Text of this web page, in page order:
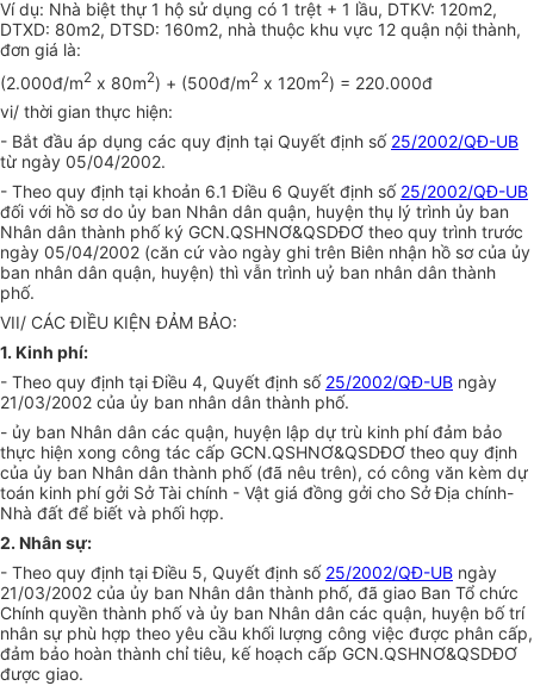
Ví dụ: Nhà biệt thự 1 hộ sử dụng có 1 trệt + 1 lầu, DTKV: 120m2,
DTXD: 80m2, DTSD: 160m2, nhà thuộc khu vực 12 quận nội thành,
đơn giá là:
(2.000đ/m2 x 80m2) + (500đ/m2 x 120m2) = 220.000đ
vi/ thời gian thực hiện:
- Bắt đầu áp dụng các quy định tại Quyết định số 25/2002/QĐ-UB
từ ngày 05/04/2002.
- Theo quy định tại khoản 6.1 Điều 6 Quyết định số 25/2002/QĐ-UB
đối với hồ sơ do ủy ban Nhân dân quận, huyện thụ lý trình ủy ban
Nhân dân thành phố ký GCN.QSHNƠ&QSDĐƠ theo quy trình trước
ngày 05/04/2002 (căn cứ vào ngày ghi trên Biên nhận hồ sơ của ủy
ban nhân dân quận, huyện) thì vẫn trình uỷ ban nhân dân thành
phố.
VII/ CÁC ĐIỀU KIỆN ĐẢM BẢO:
1. Kinh phí:
- Theo quy định tại Điều 4, Quyết định số 25/2002/QĐ-UB ngày
21/03/2002 của ủy ban nhân dân thành phố.
- ủy ban Nhân dân các quận, huyện lập dự trù kinh phí đảm bảo
thực hiện xong công tác cấp GCN.QSHNƠ&QSDĐƠ theo quy định
của ủy ban Nhân dân thành phố (đã nêu trên), có công văn kèm dự
toán kinh phí gởi Sở Tài chính - Vật giá đồng gởi cho Sở Địa chính-
Nhà đất để biết và phối hợp.
2. Nhân sự:
- Theo quy định tại Điều 5, Quyết định số 25/2002/QĐ-UB ngày
21/03/2002 của ủy ban Nhân dân thành phố, đã giao Ban Tổ chức
Chính quyền thành phố và ủy ban Nhân dân các quận, huyện bố trí
nhân sự phù hợp theo yêu cầu khối lượng công việc được phân cấp,
đảm bảo hoàn thành chỉ tiêu, kế hoạch cấp GCN.QSHNƠ&QSDĐƠ
được giao.